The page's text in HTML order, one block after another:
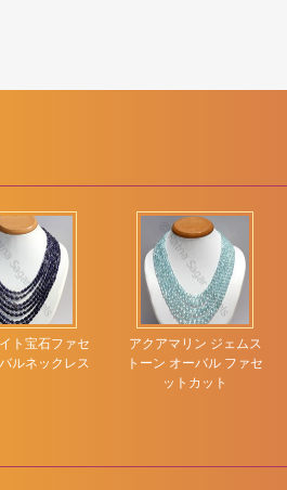
ト宝石ファセ
ルネックレス
アクアマリン ジェムス
トーン オーバル ファセ
ットカット